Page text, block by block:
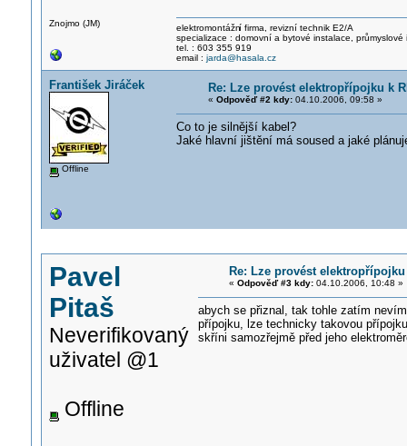
Znojmo (JM) elektromontážní firma, revizní technik E2/A
specializace : domovní a bytové instalace, průmyslové
tel. : 603 355 919
email : jarda@hasala.cz
František Jiráček
Offline
Re: Lze provést elektropřípojku k
« Odpověď #2 kdy:04.10.2006, 09:58 »
Co to je silnější kabel?
Jaké hlavní jištění má soused a jaké
Pavel
Pitaš
Neverifikovaný
uživatel @1
Offline
Re: Lze provést
« Odpověď #3 kdy:04.10.2006, 10:48 »
abych se přiznal, tak tohle zatím
přípojku, lze technicky takovou
skříni samozřejmě před jeho